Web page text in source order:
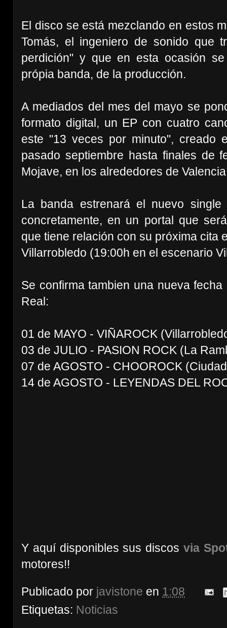
El disco se está mezclando en estos
Tomás, el ingeniero de sonido que
perdición" y que en esta ocasión
própia banda, de la producción.
A mediados del mes del mayo se
formato digital, un EP con cuatro
este "13 veces por minuto",
pasado septiembre hasta finales de
Mojave, en los alrededores de
La banda estrenará el nuevo
concretamente, en un portal que
que tiene relación con su próxima cita
Villarrobledo (19:00h en el escenario
Se confirma tambien una nueva
Real:
01 de MAYO - VIÑAROCK
03 de JULIO - PASION ROCK (La
07 de AGOSTO - CHOOROCK
14 de AGOSTO - LEYENDAS DEL
Y aquí disponibles sus discos via
motores!!
Publicado por javistone en 1:08
Etiquetas: Noticias